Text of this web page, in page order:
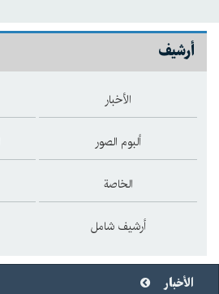
أرشيف
الأخبار
ألبوم الصور
الخاصة
أرشيف شامل
الأخبار